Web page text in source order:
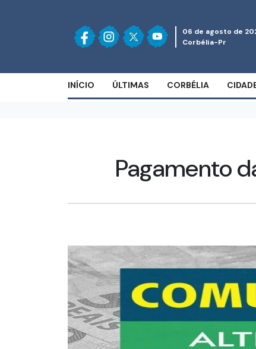
06 de agosto de
Corbélia-Pr
INÍCIO ÚLTIMAS CORBÉLIA
Pagamento